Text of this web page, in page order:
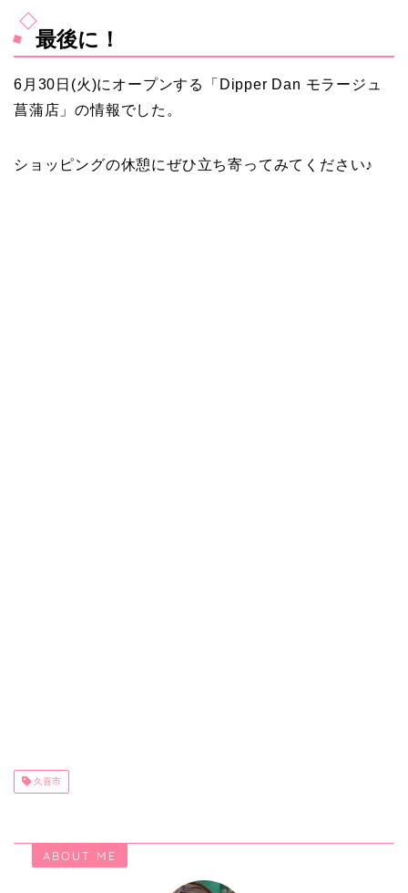
最後に！
6月30日(火)にオープンする「Dipper Dan モラージュ
菖蒲店」の情報でした。
ショッピングの休憩にぜひ立ち寄ってみてください♪
久喜市
ABOUT ME